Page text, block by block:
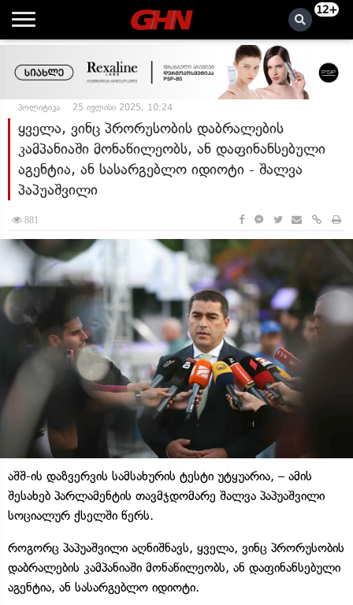
12+
პოლიტიკა 25 ივლისი 2025, 10:24
ყველა, ვინც პრორუსობის დაბრალების
კამპანიაში მონაწილეობს, ან დაფინანსებული
აგენტია, ან სასარგებლო იდიოტი - შალვა
პაპუაშვილი
881
აშშ-ის დაზვერვის სამსახურის ტესტი უტყუარია, – ამის
შესახებ პარლამენტის თავმჯდომარე შალვა პაპუაშვილი
სოციალურ ქსელში წერს.
როგორც პაპუაშვილი აღნიშნავს, ყველა, ვინც პრორუსობის
დაბრალების კამპანიაში მონაწილეობს, ან დაფინანსებული
აგენტია, ან სასარგებლო იდიოტი.